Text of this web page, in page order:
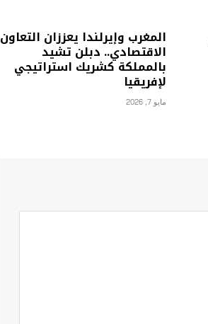
المغرب وإيرلندا يعززان التعاون
الاقتصادي.. دبلن تشيد
بالمملكة كشريك استراتيجي
لإفريقيا
مايو 7, 2026